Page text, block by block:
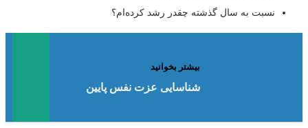
نسبت به سال گذشته چقدر رشد کرده‌ام؟
بیشتر بخوانید
شناسایی عزت نفس پایین